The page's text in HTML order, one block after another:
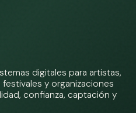
digitales para artistas,
y organizaciones
confianza, captación y